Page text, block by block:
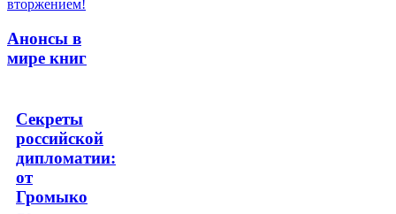
Анонсы в
мире книг
Секреты
российской
дипломатии:
от
Громыко